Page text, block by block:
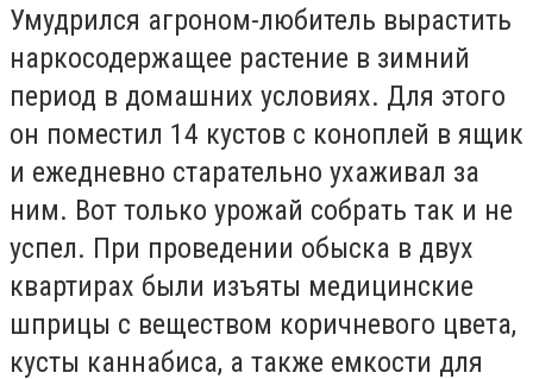
Умудрился агроном-любитель вырастить
наркосодержащее растение в зимний
период в домашних условиях. Для этого
он поместил 14 кустов с коноплей в ящик
и ежедневно старательно ухаживал за
ним. Вот только урожай собрать так и не
успел. При проведении обыска в двух
квартирах были изъяты медицинские
шприцы с веществом коричневого цвета,
кусты каннабиса, а также емкости для